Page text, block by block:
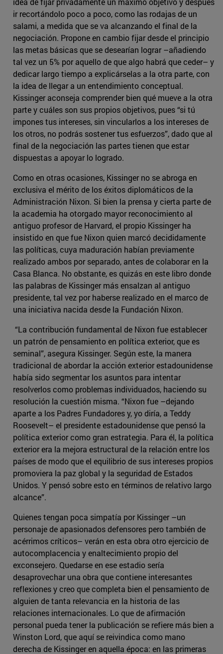
ir recortándolo poco a poco, como las rodajas de un
salami, a medida que se va alcanzando el final de la
negociación. Propone en cambio fijar desde el principio
las metas básicas que se desearían lograr –añadiendo
tal vez un 5% por aquello de que algo habrá que ceder– y
dedicar largo tiempo a explicárselas a la otra parte, con
la idea de llegar a un entendimiento conceptual.
Kissinger aconseja comprender bien qué mueve a la otra
parte y cuáles son sus propios objetivos, pues “si tú
impones tus intereses, sin vincularlos a los intereses de
los otros, no podrás sostener tus esfuerzos”, dado que al
final de la negociación las partes tienen que estar
dispuestas a apoyar lo logrado.
Como en otras ocasiones, Kissinger no se abroga en
exclusiva el mérito de los éxitos diplomáticos de la
Administración Nixon. Si bien la prensa y cierta parte de
la academia ha otorgado mayor reconocimiento al
antiguo profesor de Harvard, el propio Kissinger ha
insistido en que fue Nixon quien marcó decididamente
las políticas, cuya maduración habían previamente
realizado ambos por separado, antes de colaborar en la
Casa Blanca. No obstante, es quizás en este libro donde
las palabras de Kissinger más ensalzan al antiguo
presidente, tal vez por haberse realizado en el marco de
una iniciativa nacida desde la Fundación Nixon.
“La contribución fundamental de Nixon fue establecer
un patrón de pensamiento en política exterior, que es
seminal”, asegura Kissinger. Según este, la manera
tradicional de abordar la acción exterior estadounidense
había sido segmentar los asuntos para intentar
resolverlos como problemas individuados, haciendo su
resolución la cuestión misma. “Nixon fue –dejando
aparte a los Padres Fundadores y, yo diría, a Teddy
Roosevelt– el presidente estadounidense que pensó la
política exterior como gran estrategia. Para él, la política
exterior era la mejora estructural de la relación entre los
países de modo que el equilibrio de sus intereses propios
promoviera la paz global y la seguridad de Estados
Unidos. Y pensó sobre esto en términos de relativo largo
alcance”.
Quienes tengan poca simpatía por Kissinger –un
personaje de apasionados defensores pero también de
acérrimos críticos– verán en esta obra otro ejercicio de
autocomplacencia y enaltecimiento propio del
exconsejero. Quedarse en ese estadio sería
desaprovechar una obra que contiene interesantes
reflexiones y creo que completa bien el pensamiento de
alguien de tanta relevancia en la historia de las
relaciones internacionales. Lo que de afirmación
personal pueda tener la publicación se refiere más bien a
Winston Lord, que aquí se reivindica como mano
derecha de Kissinger en aquella época: en las primeras